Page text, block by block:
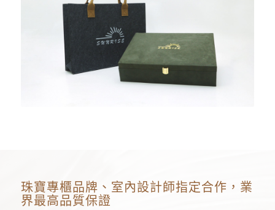
珠寶專櫃品牌、室內設計師指定合作，業
界最高品質保證